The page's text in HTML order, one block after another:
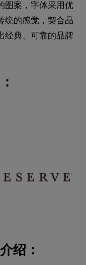
图案，字体采用优
统的感觉，契合品
经典、可靠的品牌
绍：